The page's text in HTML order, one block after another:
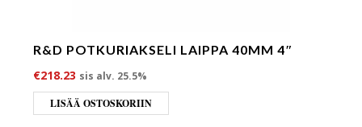
R&D POTKURIAKSELI LAIPPA 40MM 4″
€218.23 sis alv. 25.5%
LISÄÄ OSTOSKORIIN